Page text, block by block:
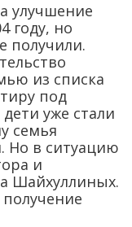
улучшение
году, но
получили.
из списка
под
уже стали
семья
Но в ситуацию
и
Шайхуллиных.